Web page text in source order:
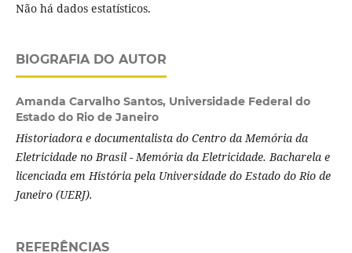
Não há dados estatísticos.
BIOGRAFIA DO AUTOR
Amanda Carvalho Santos, Universidade Federal do
Estado do Rio de Janeiro
Historiadora e documentalista do Centro da Memória da
Eletricidade no Brasil - Memória da Eletricidade. Bacharela e
licenciada em História pela Universidade do Estado do Rio de
Janeiro (UERJ).
REFERÊNCIAS